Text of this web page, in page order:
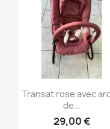
Aperçu
Transat rose avec
de...
29,00 €